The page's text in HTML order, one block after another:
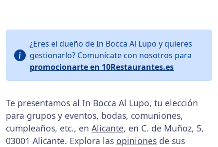
¿Eres el dueño de In Bocca Al Lupo y quieres
gestionarlo? Comunícate con nosotros para
promocionarte en 10Restaurantes.es
Te presentamos al In Bocca Al Lupo, tu elección
para grupos y eventos, bodas, comuniones,
cumpleaños, etc., en Alicante, en C. de Muñoz, 5,
03001 Alicante. Explora las opiniones de sus